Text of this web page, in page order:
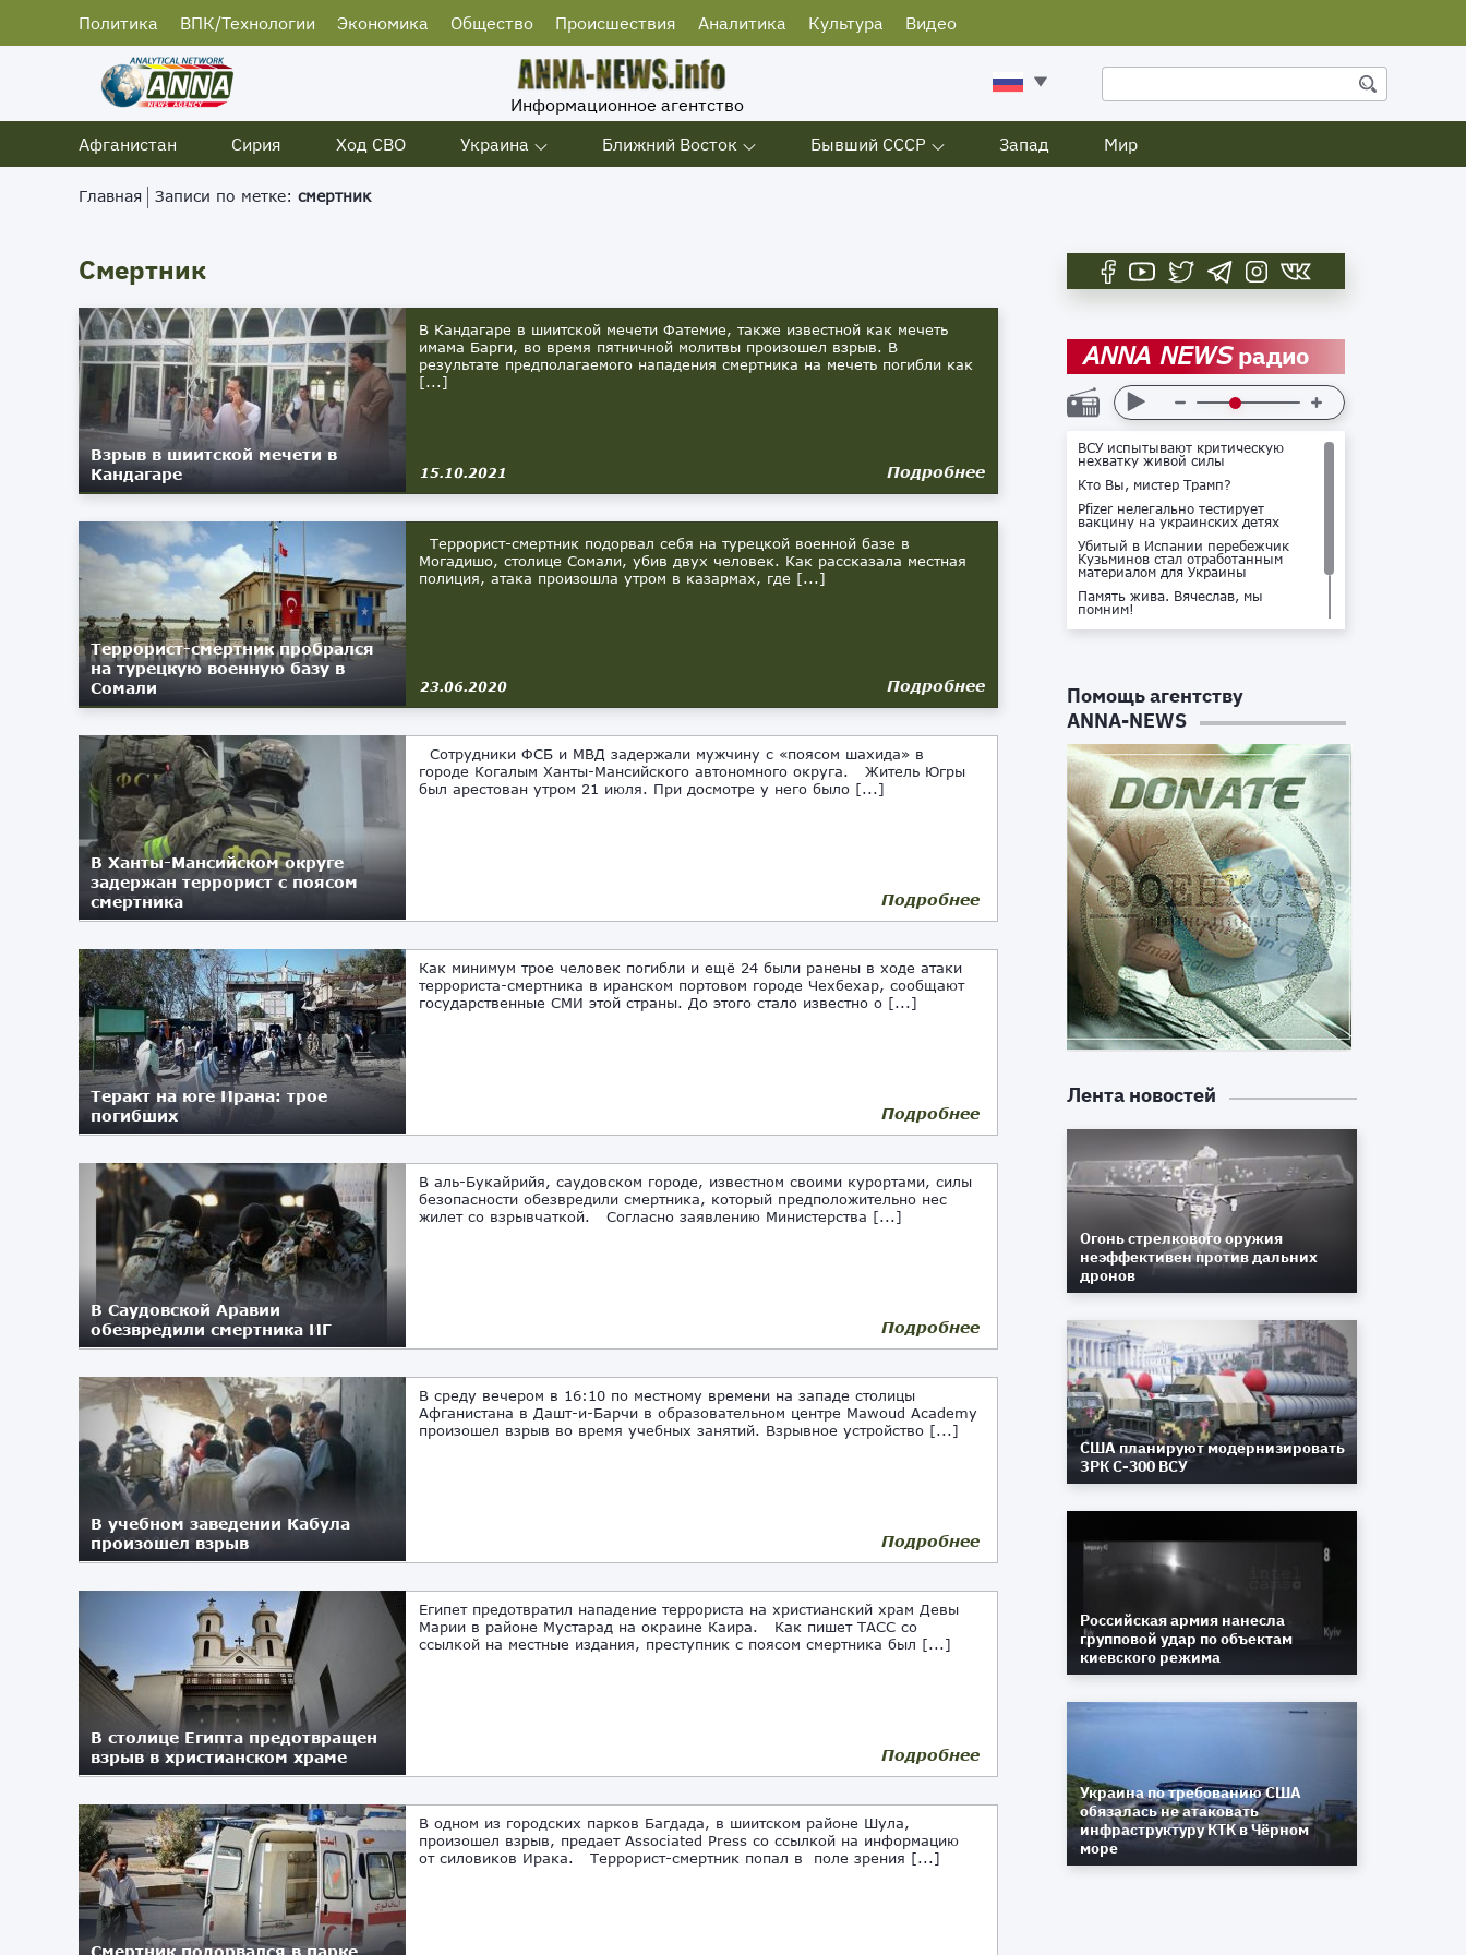
Политика ВПК/Технологии Экономика Общество Происшествия Аналитика Культура Видео
Информационное агентство
Афганистан
Сирия Ход СВО Украина Ближний Восток Бывший СССР Запад Мир
Главная Записи по метке: смертник
Смертник
Взрыв в шиитской мечети в
Кандагаре
В Кандагаре в шиитской мечети Фатемие, также известной как мечеть
имама Барги, во время пятничной молитвы произошел взрыв. В
результате предполагаемого нападения смертника на мечеть погибли как
[...]
15.10.2021 Подробнее
Террорист-смертник пробрался
на турецкую военную базу в
Сомали
Террорист-смертник подорвал себя на турецкой военной базе в
Могадишо, столице Сомали, убив двух человек. Как рассказала местная
полиция, атака произошла утром в казармах, где [...]
23.06.2020 Подробнее
В Ханты-Мансийском округе
задержан террорист с поясом
смертника
Сотрудники ФСБ и МВД задержали мужчину с «поясом шахида» в
городе Когалым Ханты-Мансийского автономного округа. Житель Югры
был арестован утром 21 июля. При досмотре у него было [...]
22.07.2019 Подробнее
Теракт на юге Ирана: трое
погибших
Как минимум трое человек погибли и ещё 24 были ранены в ходе атаки
террориста-смертника в иранском портовом городе Чехбехар, сообщают
государственные СМИ этой страны. До этого стало известно о [...]
06.12.2018 Подробнее
В Саудовской Аравии
обезвредили смертника ИГ
В аль-Букайрийя, саудовском городе, известном своими курортами, силы
безопасности обезвредили смертника, который предположительно нес
жилет со взрывчаткой. Согласно заявлению Министерства [...]
16.08.2018 Подробнее
В учебном заведении Кабула
произошел взрыв
В среду вечером в 16:10 по местному времени на западе столицы
Афганистана в Дашт-и-Барчи в образовательном центре Mawoud Academy
произошел взрыв во время учебных занятий. Взрывное устройство [...]
15.08.2018 Подробнее
В столице Египта предотвращен
взрыв в христианском храме
Египет предотвратил нападение террориста на христианский храм Девы
Марии в районе Мустарад на окраине Каира. Как пишет ТАСС со
ссылкой на местные издания, преступник с поясом смертника был [...]
11.08.2018 Подробнее
Смертник подорвался в парке
В одном из городских парков Багдада, в шиитском районе Шула,
произошел взрыв, предает Associated Press со ссылкой на информацию
от силовиков Ирака. Террорист-смертник попал в поле зрения [...]
ANNA NEWSрадио
ВСУ испытывают критическую
нехватку живой силы
Кто Вы, мистер Трамп?
Pfizer нелегально тестирует
вакцину на украинских детях
Убитый в Испании перебежчик
Кузьминов стал отработанным
материалом для Украины
Память жива. Вячеслав, мы
помним!
Не доставайся ты никому!
Помощь агентству
ANNA-NEWS
Лента новостей
Огонь стрелкового оружия
неэффективен против дальних
дронов
США планируют модернизировать
ЗРК С-300 ВСУ
Российская армия нанесла
групповой удар по объектам
киевского режима
Украина по требованию США
обязалась не атаковать
инфраструктуру КТК в Чёрном
море